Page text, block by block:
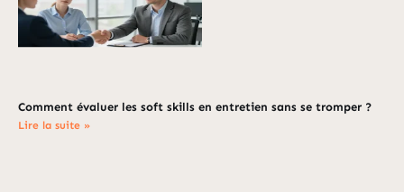
Comment évaluer les soft skills en entretien sans se tromper ?
Lire la suite »